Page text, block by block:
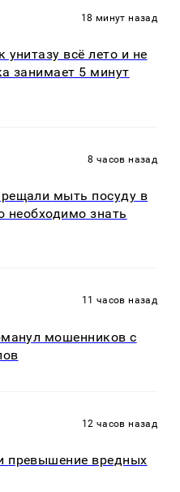
18 минут назад
всё лето и не
занимает 5 минут
8 часов назад
мыть посуду в
необходимо знать
11 часов назад
мошенников с
12 часов назад
превышение вредных